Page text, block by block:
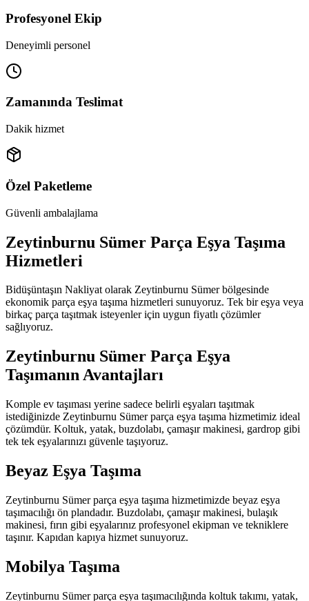
Profesyonel Ekip
Deneyimli personel
Zamanında Teslimat
Dakik hizmet
Özel Paketleme
Güvenli ambalajlama
Zeytinburnu Sümer Parça Eşya Taşıma
Hizmetleri
Bidüşüntaşın Nakliyat olarak Zeytinburnu Sümer bölgesinde
ekonomik parça eşya taşıma hizmetleri sunuyoruz. Tek bir eşya veya
birkaç parça taşıtmak isteyenler için uygun fiyatlı çözümler
sağlıyoruz.
Zeytinburnu Sümer Parça Eşya
Taşımanın Avantajları
Komple ev taşıması yerine sadece belirli eşyaları taşıtmak
istediğinizde Zeytinburnu Sümer parça eşya taşıma hizmetimiz ideal
çözümdür. Koltuk, yatak, buzdolabı, çamaşır makinesi, gardrop gibi
tek tek eşyalarınızı güvenle taşıyoruz.
Beyaz Eşya Taşıma
Zeytinburnu Sümer parça eşya taşıma hizmetimizde beyaz eşya
taşımacılığı ön plandadır. Buzdolabı, çamaşır makinesi, bulaşık
makinesi, fırın gibi eşyalarınız profesyonel ekipman ve tekniklere
taşınır. Kapıdan kapıya hizmet sunuyoruz.
Mobilya Taşıma
Zeytinburnu Sümer parça eşya taşımacılığında koltuk takımı, yatak,